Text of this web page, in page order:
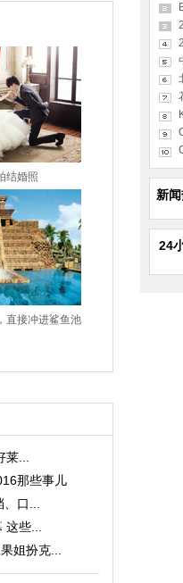
结婚照
直接冲进鲨鱼池
...
那些事儿
口...
些...
姐扮克...
新
24